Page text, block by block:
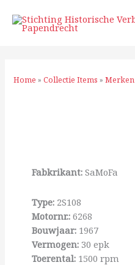
naar
Home »Collectie Items »Merken
Fabkrikant: SaMoFa
Type: 2S108
Motornr.: 6268
Bouwjaar: 1967
Vermogen: 30 epk
Toerental: 1500 rpm